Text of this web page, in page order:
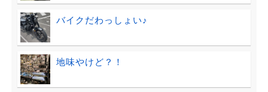
バイクだわっしょい♪
地味やけど？！